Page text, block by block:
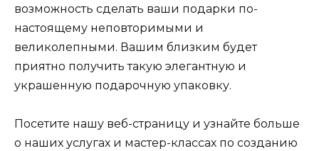
возможность сделать ваши подарки по-
настоящему неповторимыми и
великолепными. Вашим близким будет
приятно получить такую элегантную и
украшенную подарочную упаковку.
Посетите нашу веб-страницу и узнайте больше
о наших услугах и мастер-классах по созданию